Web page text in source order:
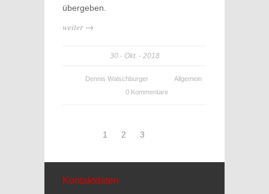
übergeben.
weiter →
30 Okt. 2018
Dennis Walschburger
Allgemein
0 Kommentare
1 2 3
Kontaktdaten